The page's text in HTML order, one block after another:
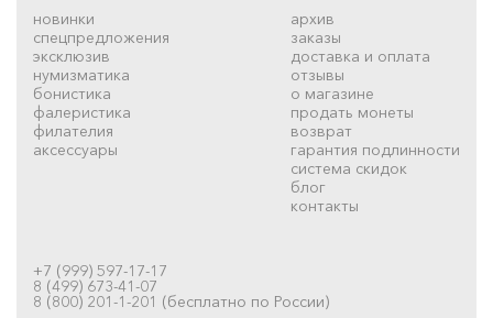
новинки
спецпредложения
эксклюзив
нумизматика
бонистика
фалеристика
филателия
аксессуары
архив
заказы
доставка и оплата
отзывы
о магазине
продать монеты
возврат
гарантия подлинности
система скидок
блог
контакты
+7 (999) 597-17-17
8 (499) 673-41-07
8 (800) 201-1-201 (бесплатно по России)